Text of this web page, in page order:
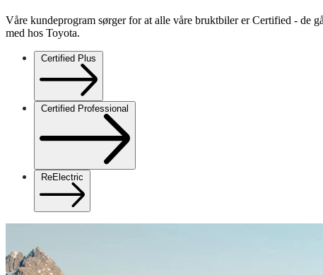
Våre kundeprogram sørger for at alle våre bruktbiler er Certified - de
med hos Toyota.
Certified Plus
Certified Professional
ReElectric